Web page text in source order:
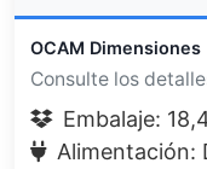
OCAM Dimensiones
Consulte los
Embalaje:
Alimentación: